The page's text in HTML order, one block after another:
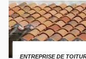
ENTREPRISE DE